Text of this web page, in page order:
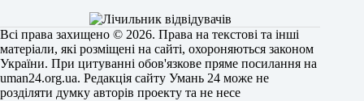
Всі права захищено © 2026. Права на текстові та інші
матеріали, які розміщені на сайті, охороняються законом
України. При цитуванні обов'язкове пряме посилання на
uman24.org.ua. Редакція сайту Умань 24 може не
розділяти думку авторів проекту та не несе